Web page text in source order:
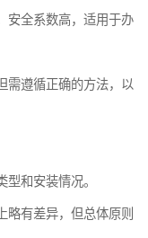
安全系数高，适用于办
需遵循正确的方法，以
和安装情况。
略有差异，但总体原则